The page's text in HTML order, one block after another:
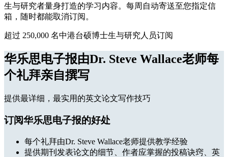
生与研究者量身打造的学习内容。每周自动寄送至您指定信
箱，随时都能取消订阅。
超过 250,000 名中港台硕博士生与研究人员订阅
华乐思电子报由Dr. Steve Wallace老师每
个礼拜亲自撰写
提供最详细，最实用的英文论文写作技巧
订阅华乐思电子报的好处
每个礼拜由Dr. Steve Wallace老师提供教学经验
提供期刊发表论文的细节、作者应掌握的投稿诀窍、英